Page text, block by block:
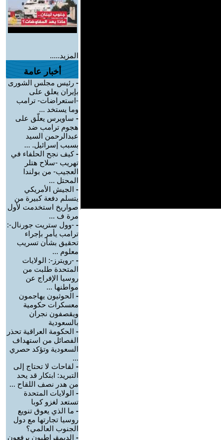
المزيد.....
أخبار عامة
- رئيس مجلس الشورى
بإيران يعلق على
-استعراضات- ترامب
وما يستخد ...
- ساويرس يعلّق على
هجوم ترامب ضد
عبدالرحمن السيد
بسبب إسرائيل. ...
-كيف نجح الحلفاء في
تهريب -سلاح هتلر
العجيب- من بولندا
المحتل ...
- الجيش الأمريكي
يتسلم دفعة كبيرة من
صواريخ استخدمت لأول
مرة ف ...
- -وول ستريت جورنال-:
ترامب يأمر بإجراء
تحقيق بشأن تسريب
معلوم ...
- -رويترز-: الولايات
المتحدة طلبت من
روسيا الإفراج عن
مواطنها ...
- الحوثيون يهاجمون
معسكرات حكومية
ويقصفون نجران
بالسعودية
- الحكومة العراقية تحذر
الفصائل من استهداف
السعودية وتؤكد حصري
...
- لقاحات لا تحتاج إلى
التبريد: ابتكار قد يحد
من هدر نصف اللقاح ...
- الولايات المتحدة
تستعد لغزو كوبا
- ما الذي يعوق تنويع
روسيا تجارتها مع دول
الجنوب العالمي؟
- الديمقراطيون يرفعون